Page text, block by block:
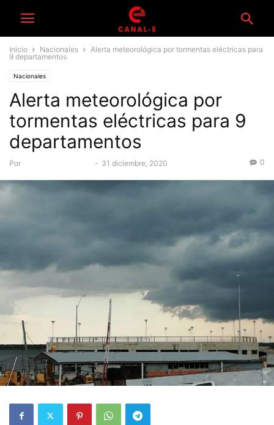
Inicio Nacionales
Alerta meteorológica por tormentas eléctricas para
9 departamentos
Nacionales
Alerta meteorológica por
tormentas eléctricas para 9
departamentos
Por - 31 diciembre, 2020 0